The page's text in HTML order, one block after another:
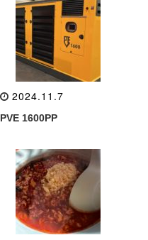
2024.11.7
PVE 1600PP